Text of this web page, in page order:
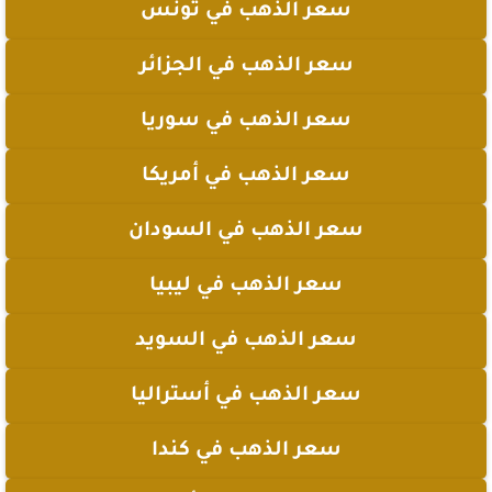
سعر الذهب في تونس
سعر الذهب في الجزائر
سعر الذهب في سوريا
سعر الذهب في أمريكا
سعر الذهب في السودان
سعر الذهب في ليبيا
سعر الذهب في السويد
سعر الذهب في أستراليا
سعر الذهب في كندا